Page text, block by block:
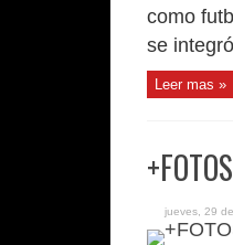
como
se
Leer mas »
jueves, 29